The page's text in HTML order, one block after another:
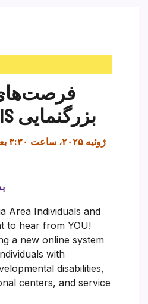
عمومی LOIS بزرگنمایی
۳۰ ژوئیه ۲۰۲۵، ساعت ۳:۳۰ بعد از ظهر
Area Individuals and
to hear from YOU!
a new online system
with
disabilities,
centers, and service